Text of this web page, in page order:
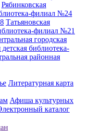
Рябинковская
филиал №24
Татьяновская
филиал №21
городская
библиотека-
районная
Литературная карта
Афиша культурных
каталог